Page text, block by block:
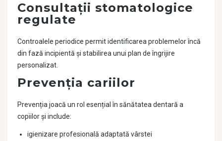
Consultații stomatologice
regulate
Controalele periodice permit identificarea problemelor încă
din fază incipientă și stabilirea unui plan de îngrijire
personalizat.
Prevenția cariilor
Prevenția joacă un rol esențial în sănătatea dentară a
copiilor și include:
igienizare profesională adaptată vârstei